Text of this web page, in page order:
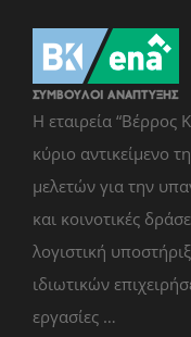
Η εταιρεία “Βέρρος
κύριο αντικείμενο
μελετών για την
και κοινοτικές
λογιστική
ιδιωτικών
εργασίες …